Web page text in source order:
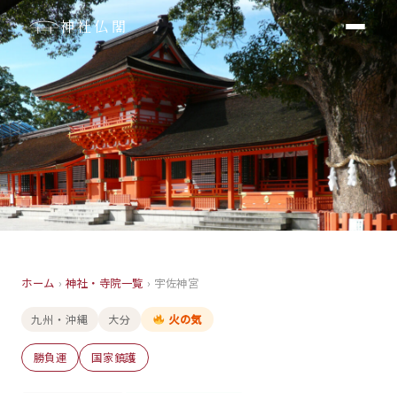
神社仏閣
宇佐神宮
大分
ホーム › 神社・寺院一覧 › 宇佐神宮
九州・沖縄 大分 火の気
勝負運 国家鎮護